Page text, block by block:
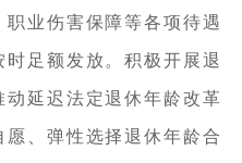
业伤害保障等各项待遇
足额发放。积极开展退
延迟法定退休年龄改革
、弹性选择退休年龄合